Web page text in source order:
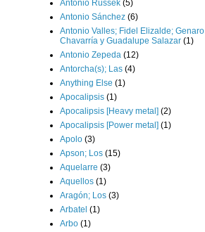
Antonio Russek (5)
Antonio Sánchez (6)
Antonio Valles; Fidel Elizalde; Genaro
Chavarría y Guadalupe Salazar (1)
Antonio Zepeda (12)
Antorcha(s); Las (4)
Anything Else (1)
Apocalipsis (1)
Apocalipsis [Heavy metal] (2)
Apocalipsis [Power metal] (1)
Apolo (3)
Apson; Los (15)
Aquelarre (3)
Aquellos (1)
Aragón; Los (3)
Arbatel (1)
Arbo (1)